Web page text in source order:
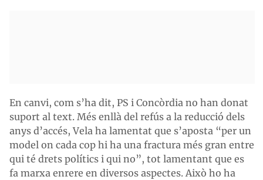
En canvi, com s’ha dit, PS i Concòrdia no han donat
suport al text. Més enllà del refús a la reducció dels
anys d’accés, Vela ha lamentat que s’aposta “per un
model on cada cop hi ha una fractura més gran entre
qui té drets polítics i qui no”, tot lamentant que es
fa marxa enrere en diversos aspectes. Això ho ha